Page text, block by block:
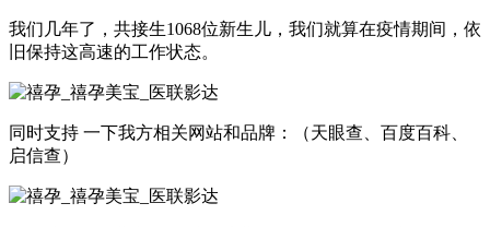
我们几年了，共接生1068位新生儿，我们就算在疫情期间，依
旧保持这高速的工作状态。
同时支持 一下我方相关网站和品牌：（天眼查、百度百科、
启信查）